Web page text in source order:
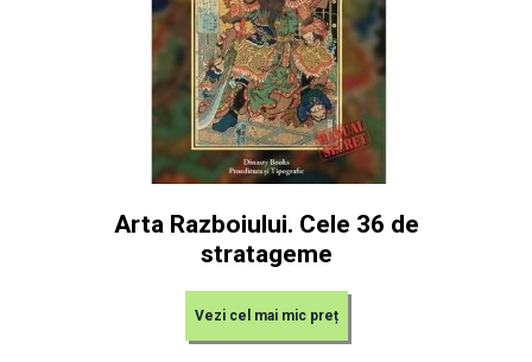
Arta Razboiului. Cele 36 de
stratageme
Vezi cel mai mic preț